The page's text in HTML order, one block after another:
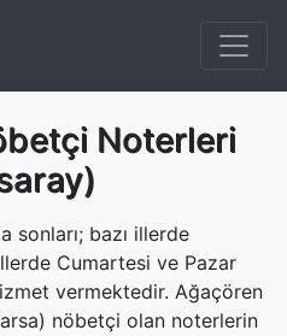
Noterleri
sonları; bazı illerde
Cumartesi ve Pazar
vermektedir. Ağaçören
nöbetçi olan noterlerin